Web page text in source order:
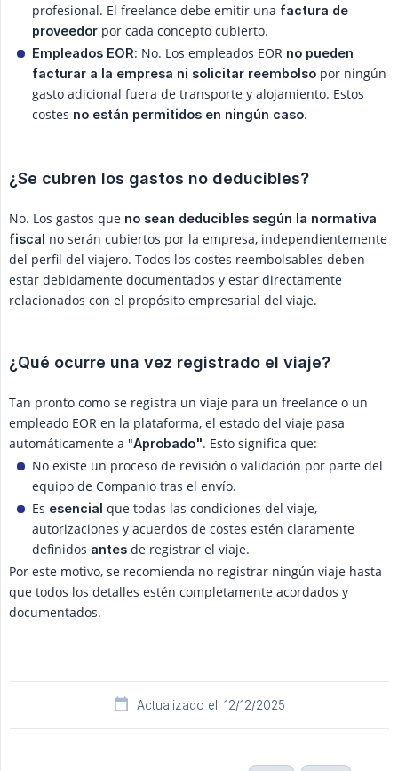
profesional. El freelance debe emitir una factura de
proveedor por cada concepto cubierto.
Empleados EOR: No. Los empleados EOR no pueden
facturar a la empresa ni solicitar reembolso por ningún
gasto adicional fuera de transporte y alojamiento. Estos
costes no están permitidos en ningún caso.
¿Se cubren los gastos no deducibles?
No. Los gastos que no sean deducibles según la normativa
fiscal no serán cubiertos por la empresa, independientemente
del perfil del viajero. Todos los costes reembolsables deben
estar debidamente documentados y estar directamente
relacionados con el propósito empresarial del viaje.
¿Qué ocurre una vez registrado el viaje?
Tan pronto como se registra un viaje para un freelance o un
empleado EOR en la plataforma, el estado del viaje pasa
automáticamente a "Aprobado". Esto significa que:
No existe un proceso de revisión o validación por parte del
equipo de Companio tras el envío.
Es esencial que todas las condiciones del viaje,
autorizaciones y acuerdos de costes estén claramente
definidos antes de registrar el viaje.
Por este motivo, se recomienda no registrar ningún viaje hasta
que todos los detalles estén completamente acordados y
documentados.
Actualizado el: 12/12/2025